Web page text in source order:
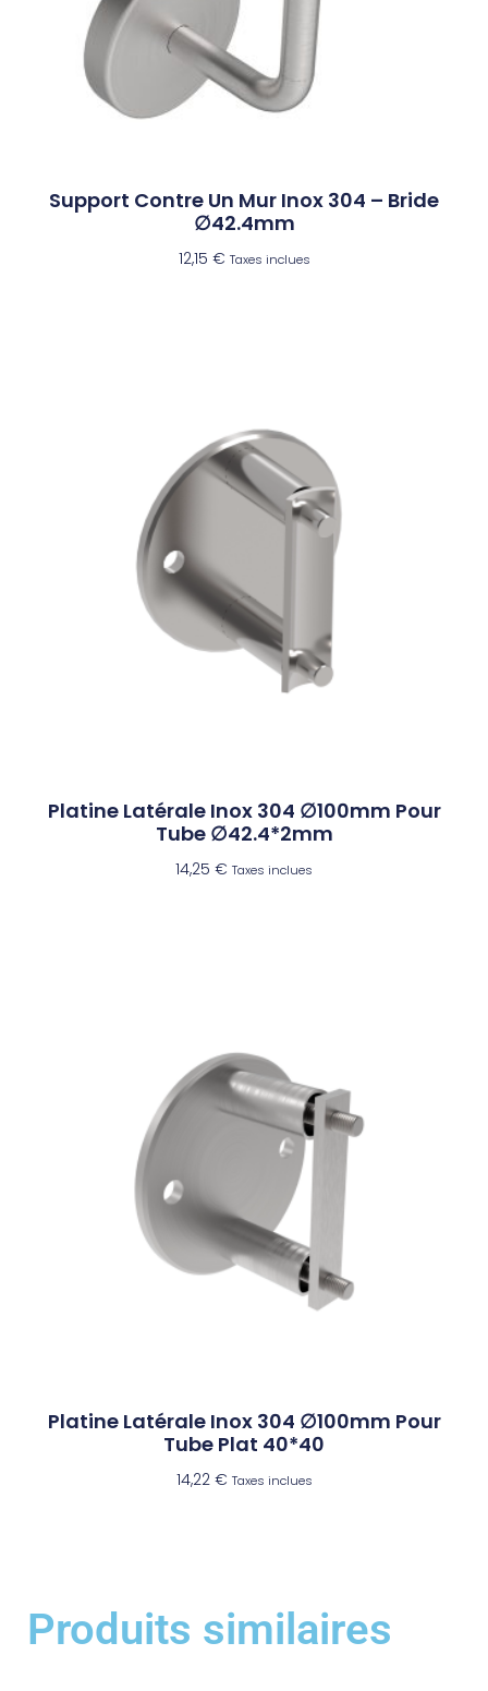
Support Contre Un Mur Inox 304 – Bride
∅42.4mm
12,15 € Taxes inclues
Platine Latérale Inox 304 ∅100mm Pour
Tube ∅42.4*2mm
14,25 € Taxes inclues
Platine Latérale Inox 304 ∅100mm Pour
Tube Plat 40*40
14,22 € Taxes inclues
Produits similaires